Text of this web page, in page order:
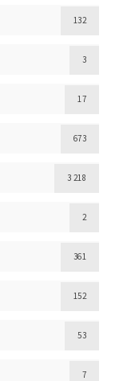
132
3
17
673
3 218
2
361
152
53
7